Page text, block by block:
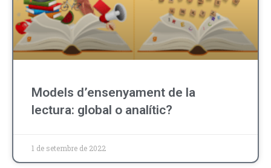
Models d’ensenyament de la
lectura: global o analític?
1 de setembre de 2022